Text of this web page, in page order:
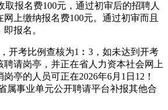
报名费100元，通过初审后的招聘人
上缴纳报名费100元。通过初审而且
报名。
考比例查核为1︰3，如未达到开考
聘请岗亭，并正在省人力资本社会网上
亭的人员可正在2026年6月1日12！
属事业单元公开聘请平台补报其他合